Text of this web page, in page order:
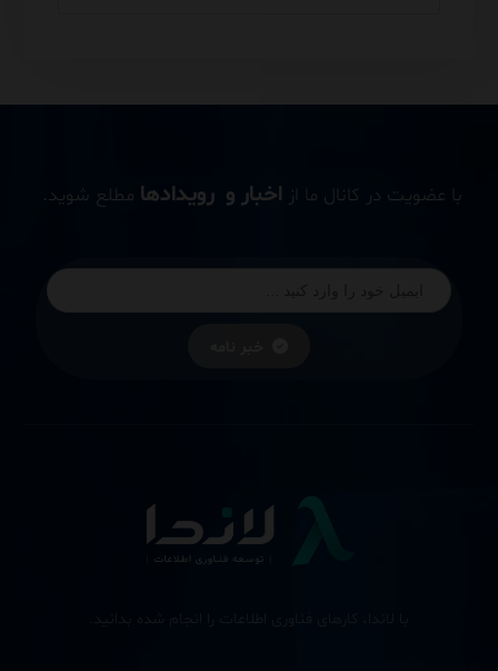
با عضویت در کانال ما از اخبار و رویدادها مطلع شوید.
با لاندا، کارهای فناوری اطلاعات را انجام شده بدانید.